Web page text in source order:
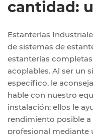
cantidad:
Estanterías
de sistemas de
estanterías
acoplables. Al ser un
específico, le
hable con nuestro
instalación; ellos le
rendimiento posible
profesional mediante